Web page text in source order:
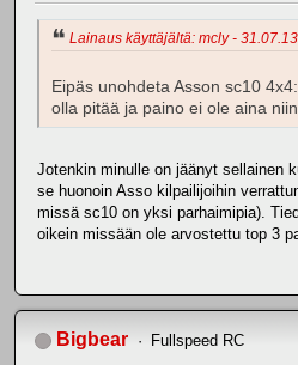
Lainaus käyttäjältä: mcly -
Eipäs unohdeta Asson sc10
olla pitää ja paino ei ole aina
Jotenkin minulle on jäänyt sellainen
se huonoin Asso kilpailijoihin
missä sc10 on yksi parhaimipia).
oikein missään ole arvostettu top 3
Bigbear Fullspeed RC